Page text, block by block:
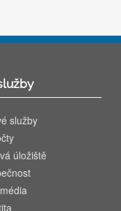
služby
úložiště